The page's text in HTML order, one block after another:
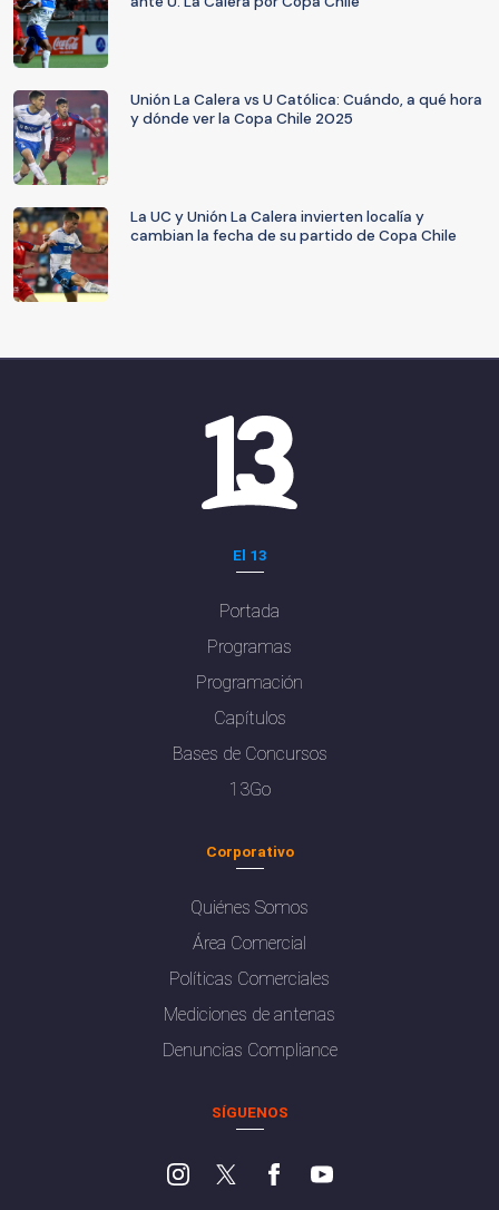
Unión La Calera vs U Católica: Cuándo, a qué hora
y dónde ver la Copa Chile 2025
La UC y Unión La Calera invierten localía y
cambian la fecha de su partido de Copa Chile
El 13
Portada
Programas
Programación
Capítulos
Bases de Concursos
13Go
Corporativo
Quiénes Somos
Área Comercial
Políticas Comerciales
Mediciones de antenas
Denuncias Compliance
SÍGUENOS